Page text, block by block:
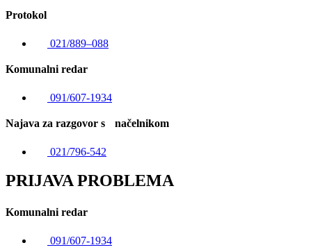
Protokol
021/889–088
Komunalni redar
091/607-1934
Najava za razgovor s načelnikom
021/796-542
PRIJAVA PROBLEMA
Komunalni redar
091/607-1934